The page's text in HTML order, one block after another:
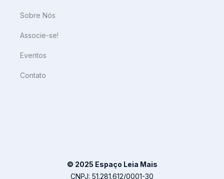
Sobre Nós
Associe-se!
Eventos
Contato
© 2025 Espaço Leia Mais
CNPJ: 51.281.612/0001-30